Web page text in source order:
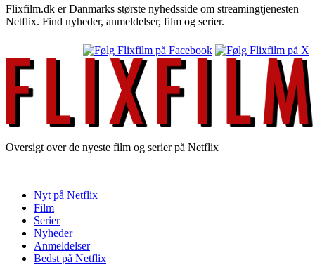
Flixfilm.dk er Danmarks største nyhedsside om streamingtjenesten
Netflix. Find nyheder, anmeldelser, film og serier.
Oversigt over de nyeste film og serier på Netflix
Nyt på Netflix
Film
Serier
Nyheder
Anmeldelser
Bedst på Netflix